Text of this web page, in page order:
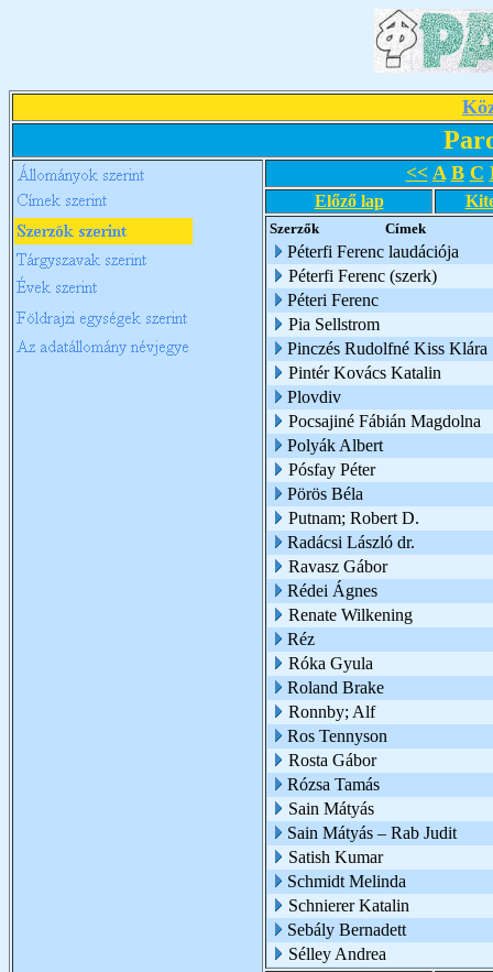
<< A B C
Előző lap
Szerzők Címek
Péterfi Ferenc laudációja
Péterfi Ferenc (szerk)
Péteri Ferenc
Pia Sellstrom
Pinczés Rudolfné Kiss Klára
Pintér Kovács Katalin
Plovdiv
Pocsajiné Fábián Magdolna
Polyák Albert
Pósfay Péter
Pörös Béla
Putnam; Robert D.
Radácsi László dr.
Ravasz Gábor
Rédei Ágnes
Renate Wilkening
Réz
Róka Gyula
Roland Brake
Ronnby; Alf
Ros Tennyson
Rosta Gábor
Rózsa Tamás
Sain Mátyás
Sain Mátyás – Rab Judit
Satish Kumar
Schmidt Melinda
Schnierer Katalin
Sebály Bernadett
Sélley Andrea